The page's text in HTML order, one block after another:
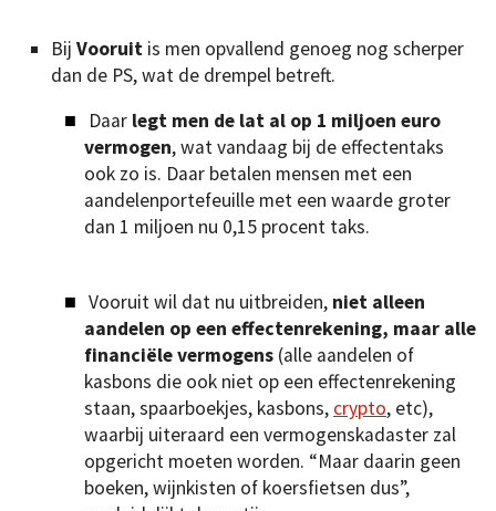
Bij Vooruit is men opvallend genoeg nog scherper
dan de PS, wat de drempel betreft.
Daar legt men de lat al op 1 miljoen euro
vermogen, wat vandaag bij de effectentaks
ook zo is. Daar betalen mensen met een
aandelenportefeuille met een waarde groter
dan 1 miljoen nu 0,15 procent taks.
Vooruit wil dat nu uitbreiden, niet alleen
aandelen op een effectenrekening, maar alle
financiële vermogens (alle aandelen of
kasbons die ook niet op een effectenrekening
staan, spaarboekjes, kasbons, crypto, etc),
waarbij uiteraard een vermogenskadaster zal
opgericht moeten worden. “Maar daarin geen
boeken, wijnkisten of koersfietsen dus”,